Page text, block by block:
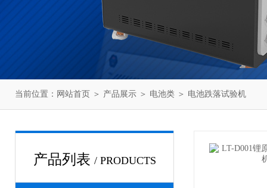
当前位置： 网站首页 ＞ 产品展示 ＞ 电池类 ＞ 电池跌落试验机
产品列表 / PRODUCTS